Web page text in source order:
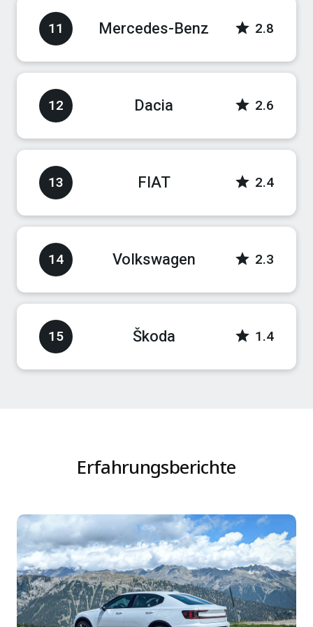
11 Mercedes-Benz 2.8
12 Dacia 2.6
13 FIAT 2.4
14 Volkswagen 2.3
15 Škoda 1.4
Erfahrungsberichte